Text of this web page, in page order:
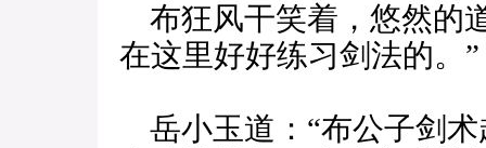
布狂风干笑着，悠然的
在这里好好练习剑法的。”
岳小玉道：“布公子剑